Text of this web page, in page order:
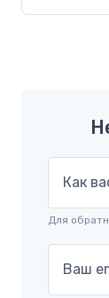
Как
Для
Ваш